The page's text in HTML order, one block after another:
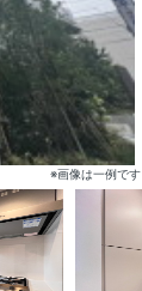
※画像は一例です